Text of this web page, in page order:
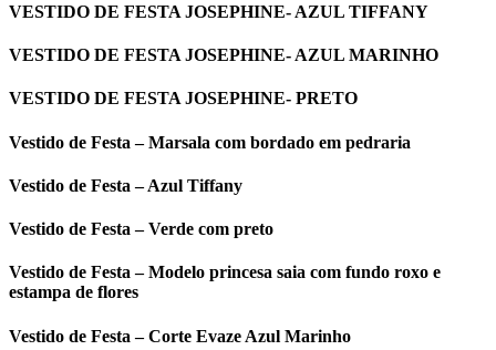
VESTIDO DE FESTA JOSEPHINE- AZUL TIFFANY
VESTIDO DE FESTA JOSEPHINE- AZUL MARINHO
VESTIDO DE FESTA JOSEPHINE- PRETO
Vestido de Festa – Marsala com bordado em pedraria
Vestido de Festa – Azul Tiffany
Vestido de Festa – Verde com preto
Vestido de Festa – Modelo princesa saia com fundo roxo e
estampa de flores
Vestido de Festa – Corte Evaze Azul Marinho